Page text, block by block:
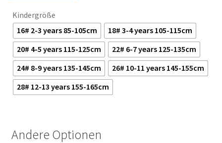
Kindergröße
16# 2-3 years 85-105cm
18# 3-4 years 105-115cm
20# 4-5 years 115-125cm
22# 6-7 years 125-135cm
24# 8-9 years 135-145cm
26# 10-11 years 145-155cm
28# 12-13 years 155-165cm
Andere Optionen